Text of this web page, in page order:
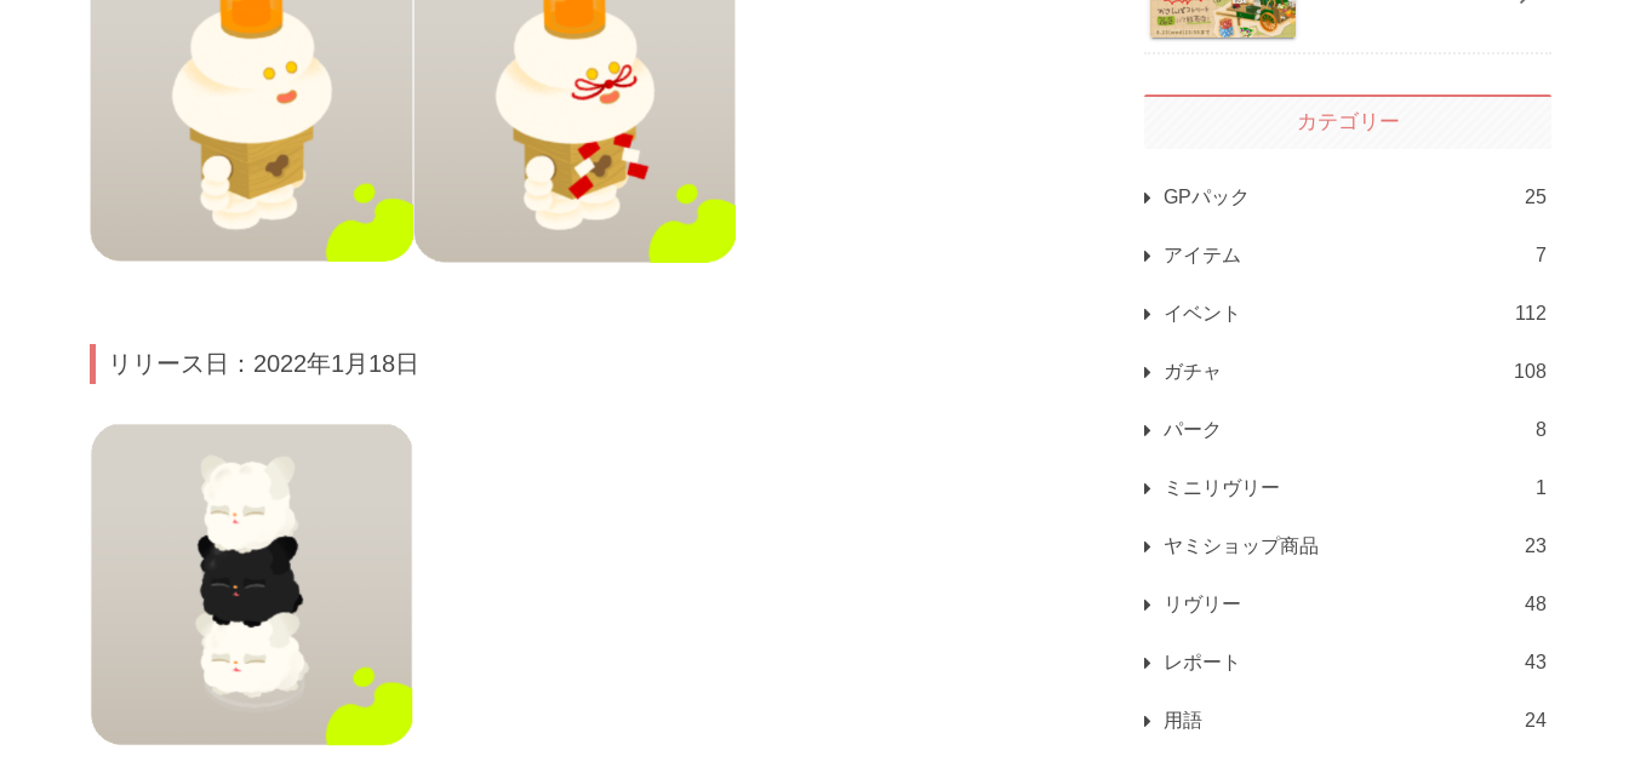
リリース日：2022年1月18日
カテゴリー
GPパック 25
アイテム 7
イベント 112
ガチャ 108
パーク 8
ミニリヴリー 1
ヤミショップ商品 23
リヴリー 48
レポート 43
用語 24